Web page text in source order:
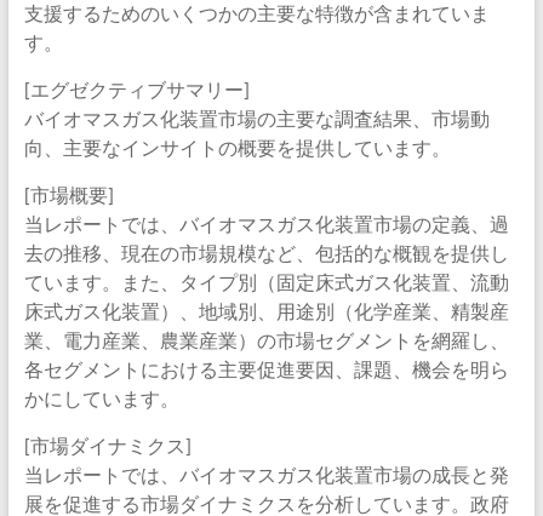
支援するためのいくつかの主要な特徴が含まれていま
す。
[エグゼクティブサマリー]
バイオマスガス化装置市場の主要な調査結果、市場動
向、主要なインサイトの概要を提供しています。
[市場概要]
当レポートでは、バイオマスガス化装置市場の定義、過
去の推移、現在の市場規模など、包括的な概観を提供し
ています。また、タイプ別（固定床式ガス化装置、流動
床式ガス化装置）、地域別、用途別（化学産業、精製産
業、電力産業、農業産業）の市場セグメントを網羅し、
各セグメントにおける主要促進要因、課題、機会を明ら
かにしています。
[市場ダイナミクス]
当レポートでは、バイオマスガス化装置市場の成長と発
展を促進する市場ダイナミクスを分析しています。政府